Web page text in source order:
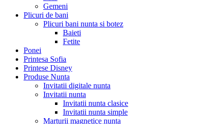
Gemeni
Plicuri de bani
Plicuri bani nunta si botez
Baieti
Fetite
Ponei
Printesa Sofia
Printese Disney
Produse Nunta
Invitatii digitale nunta
Invitatii nunta
Invitatii nunta clasice
Invitatii nunta simple
Marturii magnetice nunta